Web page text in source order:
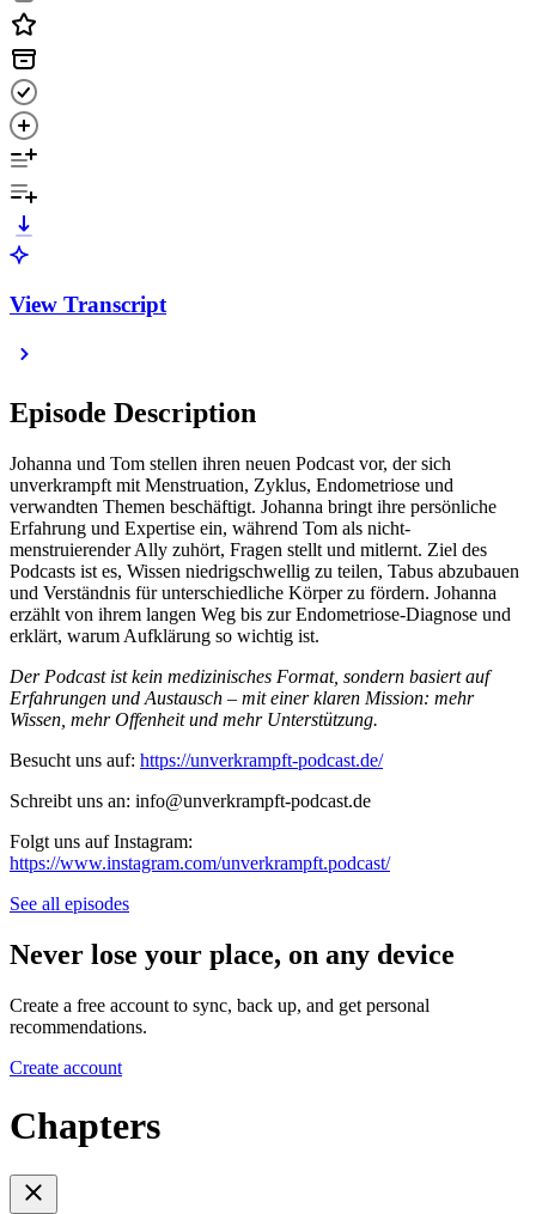
View Transcript
Episode Description
Johanna und Tom stellen ihren neuen Podcast vor, der sich
unverkrampft mit Menstruation, Zyklus, Endometriose und
verwandten Themen beschäftigt. Johanna bringt ihre persönliche
Erfahrung und Expertise ein, während Tom als nicht-
menstruierender Ally zuhört, Fragen stellt und mitlernt. Ziel des
Podcasts ist es, Wissen niedrigschwellig zu teilen, Tabus abzubauen
und Verständnis für unterschiedliche Körper zu fördern. Johanna
erzählt von ihrem langen Weg bis zur Endometriose-Diagnose und
erklärt, warum Aufklärung so wichtig ist.
Der Podcast ist kein medizinisches Format, sondern basiert auf
Erfahrungen und Austausch – mit einer klaren Mission: mehr
Wissen, mehr Offenheit und mehr Unterstützung.
Besucht uns auf: https://unverkrampft-podcast.de/
Schreibt uns an: info@unverkrampft-podcast.de
Folgt uns auf Instagram:
https://www.instagram.com/unverkrampft.podcast/
See all episodes
Never lose your place, on any device
Create a free account to sync, back up, and get personal
recommendations.
Create account
Chapters